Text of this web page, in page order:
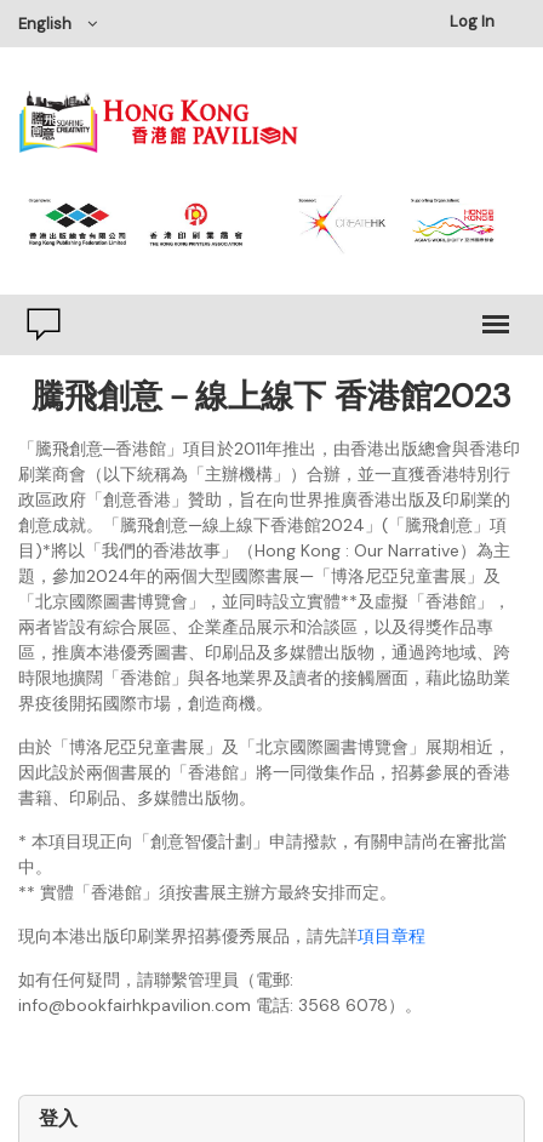
English Log In
騰飛創意－線上線下 香港館2023
「騰飛創意─香港館」項目於2011年推出，由香港出版總會與香港印
刷業商會（以下統稱為「主辦機構」）合辦，並一直獲香港特別行
政區政府「創意香港」贊助，旨在向世界推廣香港出版及印刷業的
創意成就。「騰飛創意—線上線下香港館2024」(「騰飛創意」項
目)*將以「我們的香港故事」（Hong Kong : Our Narrative）為主
題，參加2024年的兩個大型國際書展—「博洛尼亞兒童書展」及
「北京國際圖書博覽會」，並同時設立實體**及虛擬「香港館」，
兩者皆設有綜合展區、企業產品展示和洽談區，以及得獎作品專
區，推廣本港優秀圖書、印刷品及多媒體出版物，通過跨地域、跨
時限地擴闊「香港館」與各地業界及讀者的接觸層面，藉此協助業
界疫後開拓國際市場，創造商機。
由於「博洛尼亞兒童書展」及「北京國際圖書博覽會」展期相近，
因此設於兩個書展的「香港館」將一同徵集作品，招募參展的香港
書籍、印刷品、多媒體出版物。
* 本項目現正向「創意智優計劃」申請撥款，有關申請尚在審批當
中。
** 實體「香港館」須按書展主辦方最終安排而定。
現向本港出版印刷業界招募優秀展品，請先詳項目章程
如有任何疑問，請聯繫管理員（電郵:
info@bookfairhkpavilion.com 電話: 3568 6078）。
登入